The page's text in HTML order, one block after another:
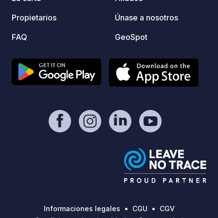
Propietarios
FAQ
Únase a nosotros
GeoSpot
Informaciones legales CGU
CGV